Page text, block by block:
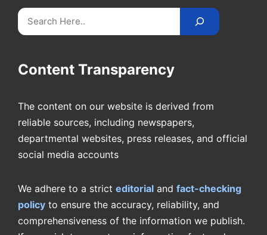
Search
Content Transparency
The content on our website is derived from
reliable sources, including newspapers,
departmental websites, press releases, and official
social media accounts
We adhere to a strict editorial and fact-checking
policy to ensure the accuracy, reliability, and
comprehensiveness of the information we publish.